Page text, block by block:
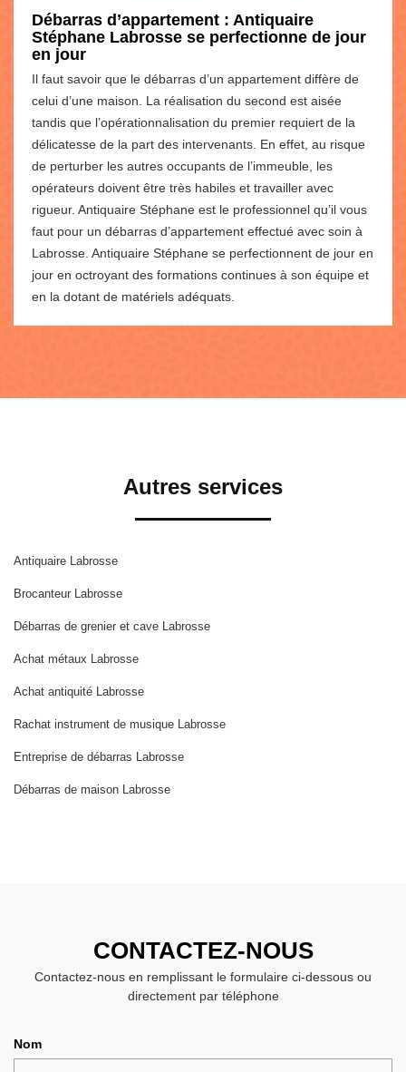
Débarras d’appartement : Antiquaire
Stéphane Labrosse se perfectionne de jour
en jour
Il faut savoir que le débarras d’un appartement diffère de
celui d’une maison. La réalisation du second est aisée
tandis que l’opérationnalisation du premier requiert de la
délicatesse de la part des intervenants. En effet, au risque
de perturber les autres occupants de l’immeuble, les
opérateurs doivent être très habiles et travailler avec
rigueur. Antiquaire Stéphane est le professionnel qu’il vous
faut pour un débarras d’appartement effectué avec soin à
Labrosse. Antiquaire Stéphane se perfectionnent de jour en
jour en octroyant des formations continues à son équipe et
en la dotant de matériels adéquats.
Autres services
Antiquaire Labrosse
Brocanteur Labrosse
Débarras de grenier et cave Labrosse
Achat métaux Labrosse
Achat antiquité Labrosse
Rachat instrument de musique Labrosse
Entreprise de débarras Labrosse
Débarras de maison Labrosse
CONTACTEZ-NOUS
Contactez-nous en remplissant le formulaire ci-dessous ou
directement par téléphone
Nom